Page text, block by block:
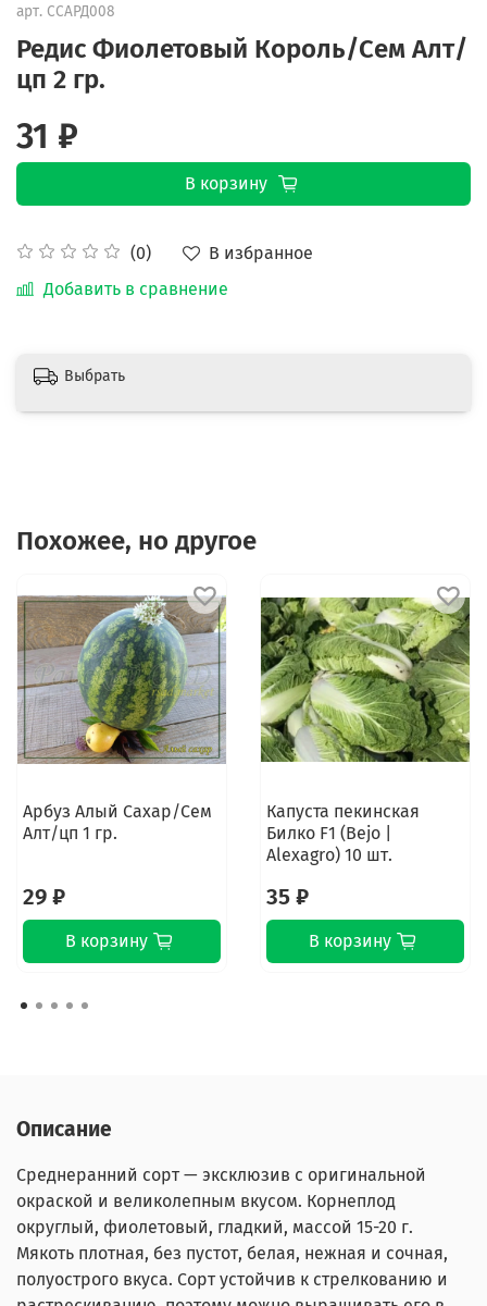
арт. ССАРД008
Редис Фиолетовый Король/Сем Алт/
цп 2 гр.
(0)
В избранное
Добавить в сравнение
31 ₽
В корзину
Выбрать
Похожее, но другое
Арбуз Алый Сахар/Сем
Алт/цп 1 гр.
29 ₽
В корзину
Капуста пекинская
Билко F1 (Bejo |
Alexagro) 10 шт.
35 ₽
В корзину
Описание
Среднеранний сорт — эксклюзив с оригинальной
окраской и великолепным вкусом. Корнеплод
округлый, фиолетовый, гладкий, массой 15-20 г.
Мякоть плотная, без пустот, белая, нежная и сочная,
полуострого вкуса. Сорт устойчив к стрелкованию и